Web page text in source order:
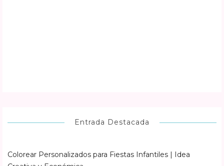
Entrada Destacada
Colorear Personalizados para Fiestas Infantiles | Idea